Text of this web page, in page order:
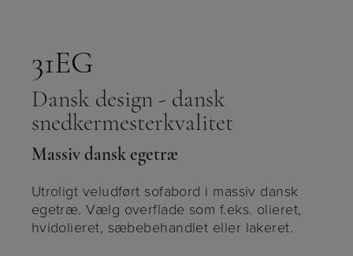
31EG
Dansk design - dansk
snedkermesterkvalitet
Massiv dansk egetræ
Utroligt veludført sofabord i massiv dansk
egetræ. Vælg overflade som f.eks. olieret,
hvidolieret, sæbebehandlet eller lakeret.